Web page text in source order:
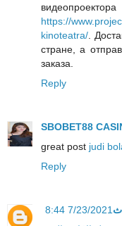
https://
kinoteatra/ .
стране, а
заказа.
Reply
SBOBET88
great post judi
Reply